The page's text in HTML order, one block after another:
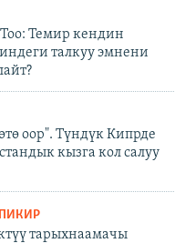
Темир кендин
талкуу эмнени
оор". Түндүк Кипрде
кызга кол салуу
тарыхнаамачы